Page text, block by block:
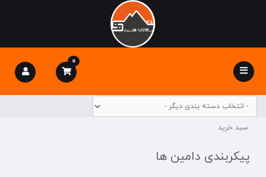
Toggle
navigation
0
سبد خرید
پیکربندی دامین ها